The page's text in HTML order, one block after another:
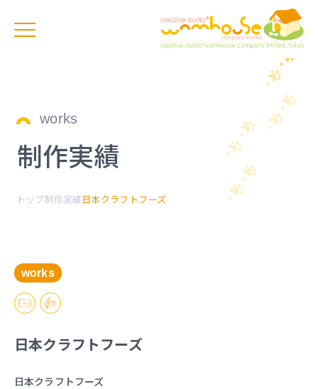
works
制作実績
トップ制作実績日本クラフトフーズ
works
日本クラフトフーズ
日本クラフトフーズ